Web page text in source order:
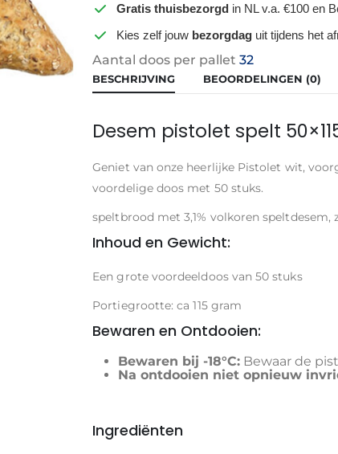
Gratis thuisbezorgd in NL v.a. €100 en
Kies zelf jouw bezorgdag uit tijdens het
Aantal doos per pallet32
BESCHRIJVING BEOORDELINGEN (0)
Desem pistolet spelt
Geniet van onze heerlijke Pistolet wit,
voordelige doos met 50 stuks.
speltbrood met 3,1% volkoren speltdesem,
Inhoud en Gewicht:
Een grote voordeeldoos van 50 stuks
Portiegrootte: ca 115 gram
Bewaren en Ontdooien:
Bewaren bij -18°C: Bewaar de
Na ontdooien niet opnieuw
Ingrediënten